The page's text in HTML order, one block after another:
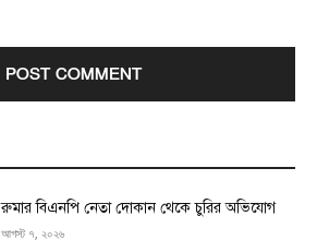
রুমার বিএনপি নেতা দোকান থেকে চুরির অভিযোগ
আগস্ট ৭, ২০২৬